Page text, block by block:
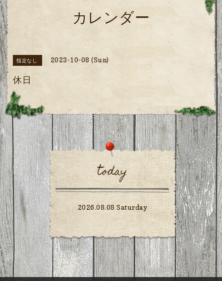
カレンダー
指定なし 2023-10-08 (Sun)
休日
today
2026.08.08 Saturday